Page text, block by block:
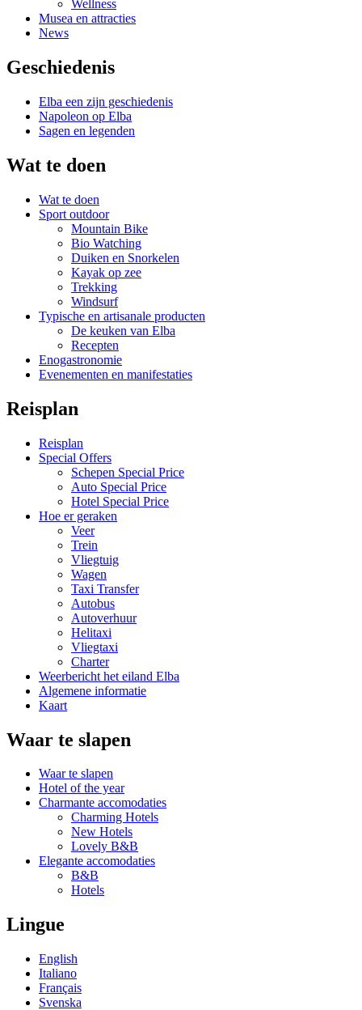
Wellness
Musea en attracties
News
Geschiedenis
Elba een zijn geschiedenis
Napoleon op Elba
Sagen en legenden
Wat te doen
Wat te doen
Sport outdoor
Mountain Bike
Bio Watching
Duiken en Snorkelen
Kayak op zee
Trekking
Windsurf
Typische en artisanale producten
De keuken van Elba
Recepten
Enogastronomie
Evenementen en manifestaties
Reisplan
Reisplan
Special Offers
Schepen Special Price
Auto Special Price
Hotel Special Price
Hoe er geraken
Veer
Trein
Vliegtuig
Wagen
Taxi Transfer
Autobus
Autoverhuur
Helitaxi
Vliegtaxi
Charter
Weerbericht het eiland Elba
Algemene informatie
Kaart
Waar te slapen
Waar te slapen
Hotel of the year
Charmante accomodaties
Charming Hotels
New Hotels
Lovely B&B
Elegante accomodaties
B&B
Hotels
Lingue
English
Italiano
Français
Svenska